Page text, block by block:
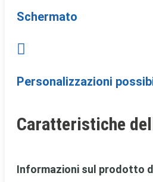
Schermato

Personalizzazioni
Caratteristiche
Informazioni sul prodotto